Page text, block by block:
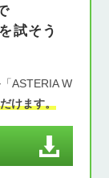
試そう
ASTERIA W
けます。